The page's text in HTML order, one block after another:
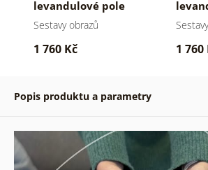
levandulové pole
Sestavy obrazů
1 760 Kč 1 760
Popis produktu a parametry